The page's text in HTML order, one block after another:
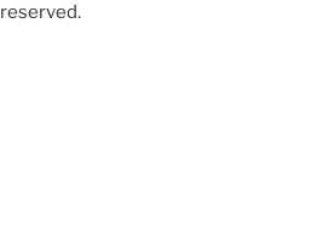
reserved.